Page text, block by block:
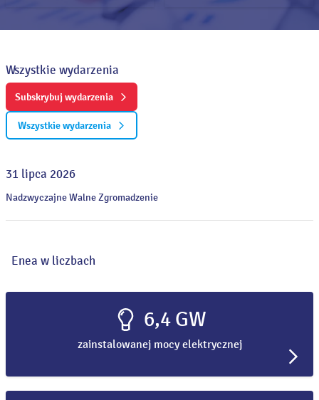
Wszystkie wydarzenia
Subskrybuj wydarzenia
Wszystkie wydarzenia
31 lipca 2026
Nadzwyczajne Walne Zgromadzenie
Enea w liczbach
6,4 GW
zainstalowanej mocy elektrycznej